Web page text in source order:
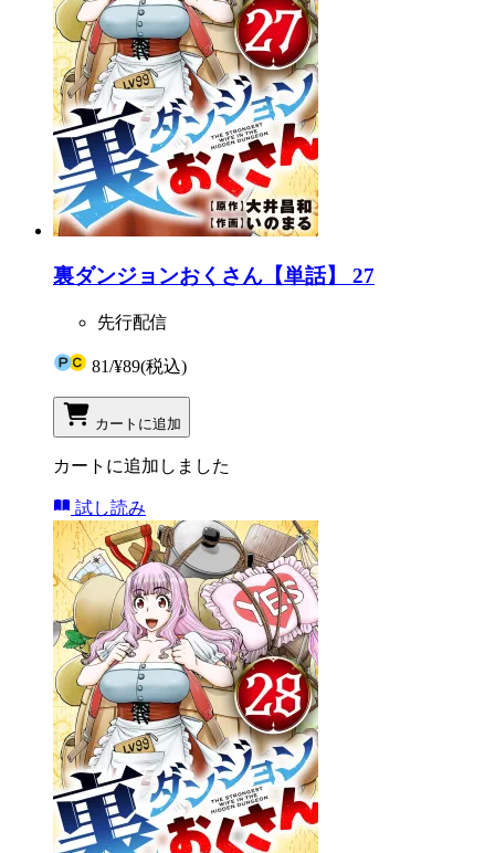
裏ダンジョンおくさん【単話】 27
先行配信
81/¥89(税込)
カートに追加
カートに追加しました
試し読み